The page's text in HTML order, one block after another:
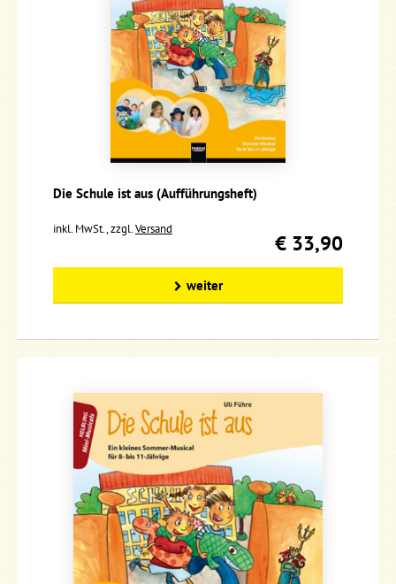
Die Schule ist aus (Aufführungsheft)
inkl. MwSt., zzgl.Versand
€ 33,90
weiter